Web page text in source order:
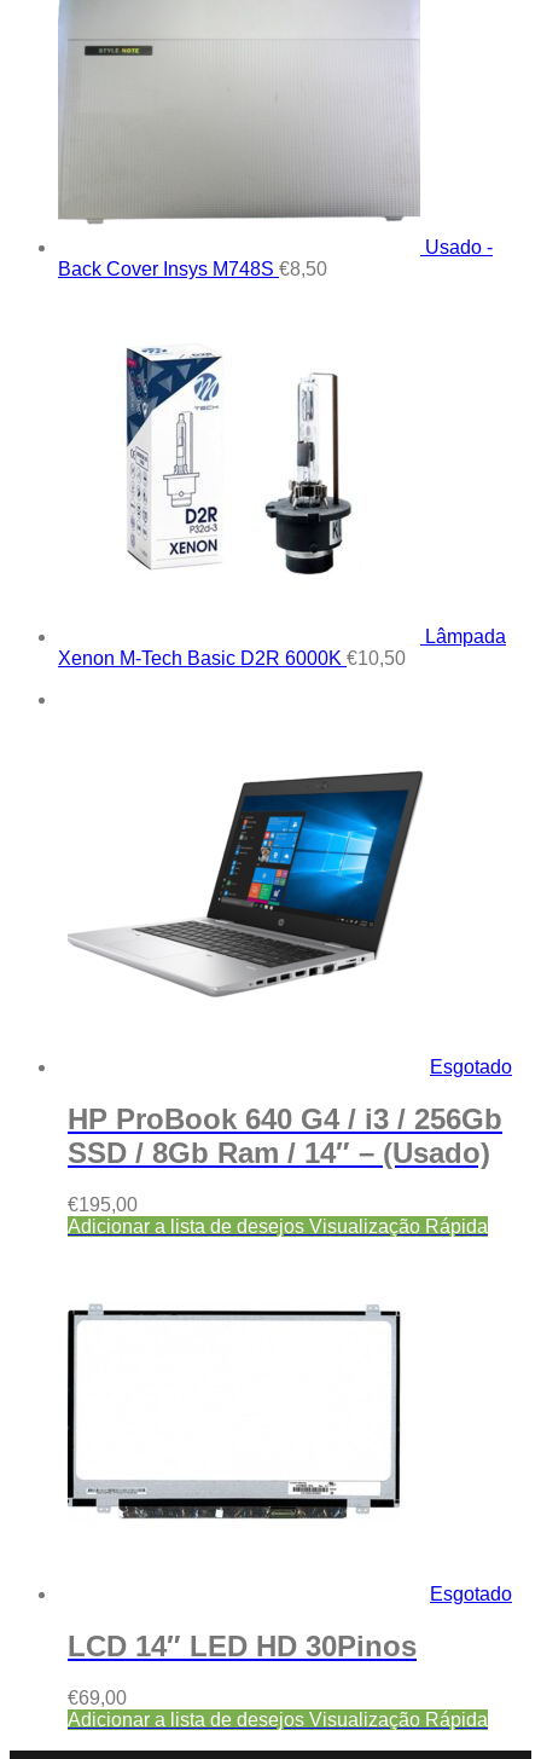
Usado -
Back Cover Insys M748S €8,50
Lâmpada
Xenon M-Tech Basic D2R 6000K €10,50
Esgotado
HP ProBook 640 G4 / i3 / 256Gb
SSD / 8Gb Ram / 14″ – (Usado)
€195,00
Adicionar a lista de desejos Visualização Rápida
Esgotado
LCD 14″ LED HD 30Pinos
€69,00
Adicionar a lista de desejos Visualização Rápida